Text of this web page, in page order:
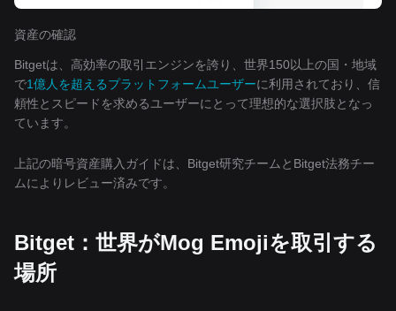
資産の確認
Bitgetは、高効率の取引エンジンを誇り、世界150以上の国・地域
で1億人を超えるプラットフォームユーザーに利用されており、信
頼性とスピードを求めるユーザーにとって理想的な選択肢となっ
ています。
上記の暗号資産購入ガイドは、Bitget研究チームとBitget法務チー
ムによりレビュー済みです。
Bitget：世界がMog Emojiを取引する
場所